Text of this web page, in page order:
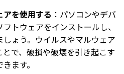
を使用する ：パソコンやデバ
トウェアをインストールし、
ょう。ウイルスやマルウェア
で、破損や破壊を引き起こす
ます。